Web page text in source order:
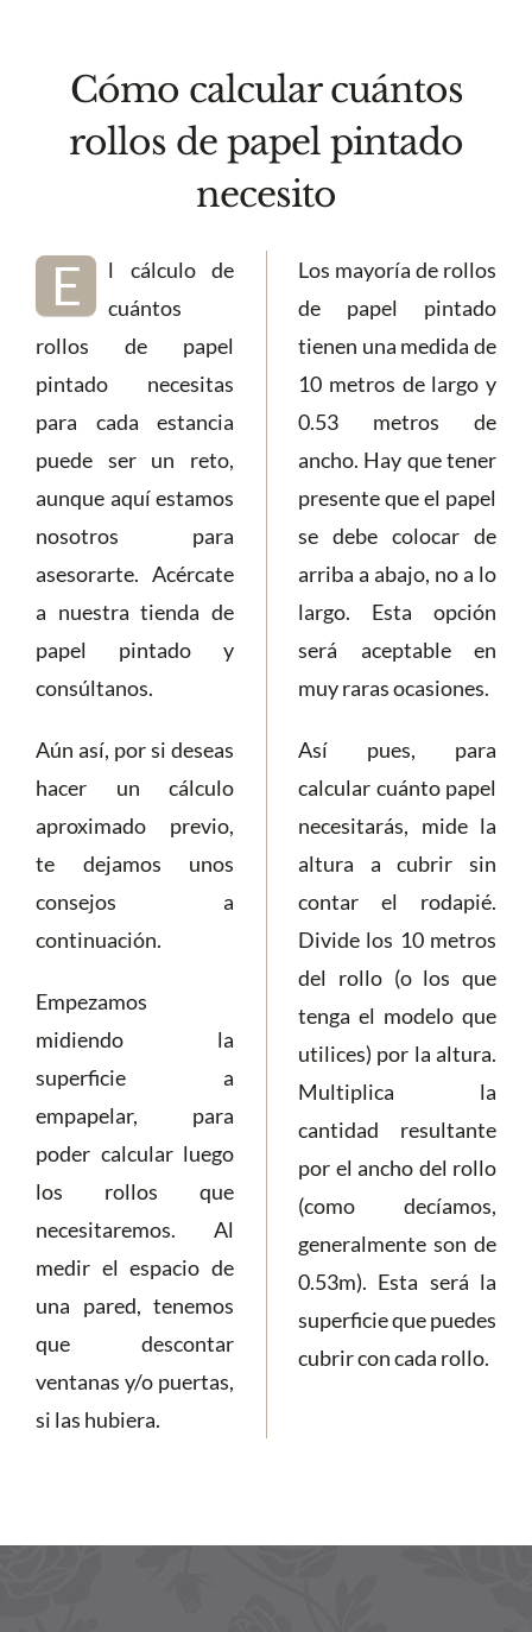
Cómo calcular cuántos
rollos de papel pintado
necesito
E
l cálculo de
cuántos
rollos de papel
pintado necesitas
para cada estancia
puede ser un reto,
aunque aquí estamos
nosotros para
asesorarte. Acércate
a nuestra tienda de
papel pintado y
consúltanos.
Aún así, por si deseas
hacer un cálculo
aproximado previo,
te dejamos unos
consejos a
continuación.
Empezamos
midiendo la
superficie a
empapelar, para
poder calcular luego
los rollos que
necesitaremos. Al
medir el espacio de
una pared, tenemos
que descontar
ventanas y/o puertas,
si las hubiera.
Los mayoría de rollos
de papel pintado
tienen una medida de
10 metros de largo y
0.53 metros de
ancho. Hay que tener
presente que el papel
se debe colocar de
arriba a abajo, no a lo
largo. Esta opción
será aceptable en
muy raras ocasiones.
Así pues, para
calcular cuánto papel
necesitarás, mide la
altura a cubrir sin
contar el rodapié.
Divide los 10 metros
del rollo (o los que
tenga el modelo que
utilices) por la altura.
Multiplica la
cantidad resultante
por el ancho del rollo
(como decíamos,
generalmente son de
0.53m). Esta será la
superficie que puedes
cubrir con cada rollo.